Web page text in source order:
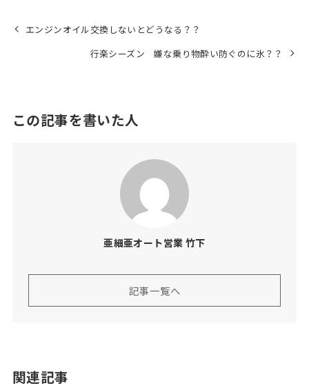
エンジンオイル交換しないとどうなる？？
行楽シーズン 嫌な乗り物酔い防ぐのに氷？？
この記事を書いた人
亜細亜オート営業 竹下
記事一覧へ
関連記事